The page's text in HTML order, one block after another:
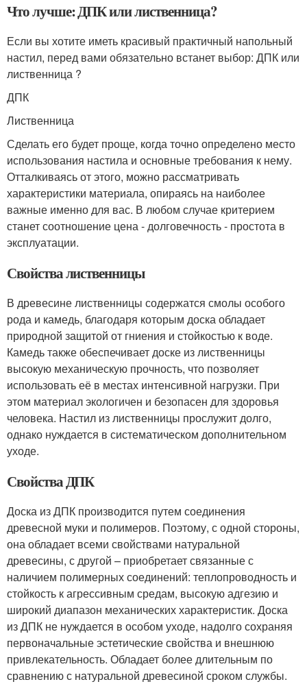
Что лучше: ДПК или лиственница?
Если вы хотите иметь красивый практичный напольный
настил, перед вами обязательно встанет выбор: ДПК или
лиственница ?
ДПК
Лиственница
Сделать его будет проще, когда точно определено место
использования настила и основные требования к нему.
Отталкиваясь от этого, можно рассматривать
характеристики материала, опираясь на наиболее
важные именно для вас. В любом случае критерием
станет соотношение цена - долговечность - простота в
эксплуатации.
Свойства лиственницы
В древесине лиственницы содержатся смолы особого
рода и камедь, благодаря которым доска обладает
природной защитой от гниения и стойкостью к воде.
Камедь также обеспечивает доске из лиственницы
высокую механическую прочность, что позволяет
использовать её в местах интенсивной нагрузки. При
этом материал экологичен и безопасен для здоровья
человека. Настил из лиственницы прослужит долго,
однако нуждается в систематическом дополнительном
уходе.
Свойства ДПК
Доска из ДПК производится путем соединения
древесной муки и полимеров. Поэтому, с одной стороны,
она обладает всеми свойствами натуральной
древесины, с другой – приобретает связанные с
наличием полимерных соединений: теплопроводность и
стойкость к агрессивным средам, высокую адгезию и
широкий диапазон механических характеристик. Доска
из ДПК не нуждается в особом уходе, надолго сохраняя
первоначальные эстетические свойства и внешнюю
привлекательность. Обладает более длительным по
сравнению с натуральной древесиной сроком службы.